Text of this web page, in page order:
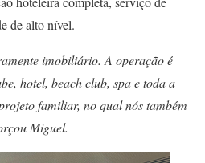
de alto nível.
imobiliário. A operação é
hotel, beach club, spa e toda a
familiar, no qual nós também
Miguel.